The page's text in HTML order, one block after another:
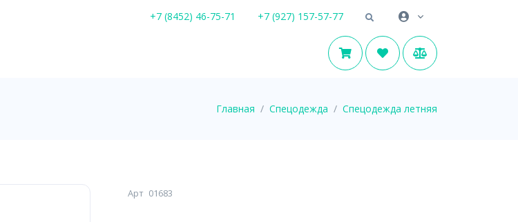
+7 (8452) 46-75-71 +7 (927) 157-57-77
Главная Спецодежда Спецодежда летняя
Арт 01683